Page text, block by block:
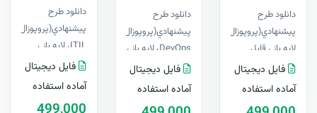
دانلود طرح
لایه باز ، قابل
آپدیت رایگانبرای
فایل دیجیتال
آماده استفاده
دانلود طرح
پيشنهادي(پروپوزال) دِواپس
DevOps، لایه باز ،
قابل ویرایش در
Word+ آپدیت
فایل دیجیتال
آماده استفاده
دانلود طرح
پيشنهادي(پروپوزال)
ITIL، لایه باز ،
قابل ویرایش در
Word+ آپدیت
فایل دیجیتال
آماده استفاده